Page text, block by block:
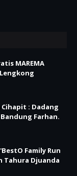
MAREMA
: Dadang
Farhan.
Family Run
Tahura Djuanda